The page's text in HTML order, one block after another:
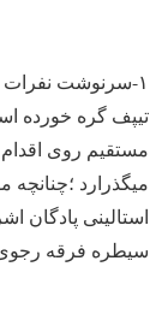
۱-سرنوشت
تیپف گره خورده
مستقیم روی
میگذرارد
استالینی پادگان
سیطره فرقه